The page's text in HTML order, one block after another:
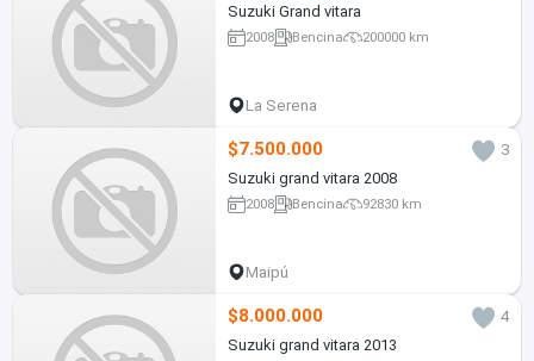
Suzuki Grand vitara
2008 Bencina 200000 km
La Serena
$7.500.000
3
Suzuki grand vitara 2008
2008 Bencina 92830 km
Maipú
$8.000.000
4
Suzuki grand vitara 2013